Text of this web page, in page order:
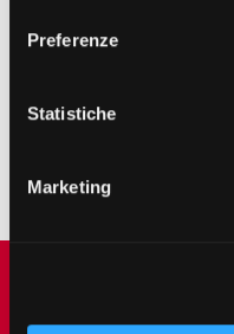
Preferenze
Statistiche
Marketing